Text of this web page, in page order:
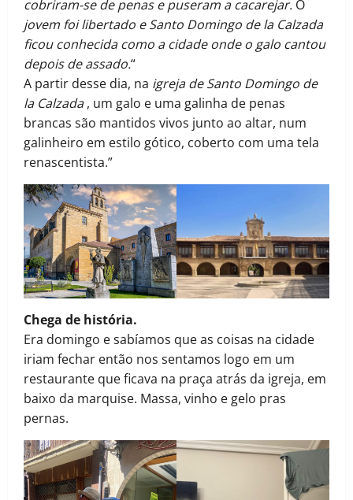
cobriram-se de penas e puseram a cacarejar. O
jovem foi libertado e Santo Domingo de la Calzada
ficou conhecida como a cidade onde o galo cantou
depois de assado.“
A partir desse dia, na igreja de Santo Domingo de
la Calzada, um galo e uma galinha de penas
brancas são mantidos vivos junto ao altar, num
galinheiro em estilo gótico, coberto com uma tela
renascentista.”
Chega de história.
Era domingo e sabíamos que as coisas na cidade
iriam fechar então nos sentamos logo em um
restaurante que ficava na praça atrás da igreja, em
baixo da marquise. Massa, vinho e gelo pras
pernas.